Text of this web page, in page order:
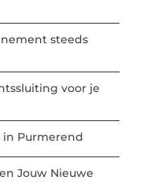
steeds
voor je
in Purmerend
Jouw Nieuwe